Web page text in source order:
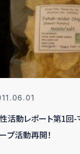
クル・プロジ
活動レポート第1回-
プ活動再開！